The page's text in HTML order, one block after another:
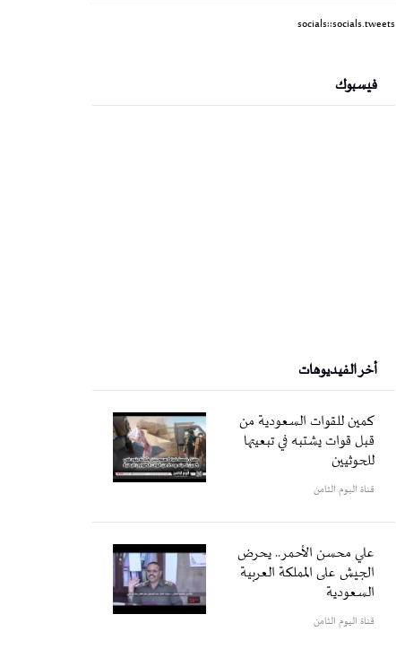
socials::socials.tweets
فيسبوك
أخر الفيديوهات
كمين للقوات السعودية من
قبل قوات يشتبه في تبعيتها
للحوثيين
قناة اليوم الثامن
علي محسن الأحمر.. يحرض
الجيش على المملكة العربية
السعودية
قناة اليوم الثامن